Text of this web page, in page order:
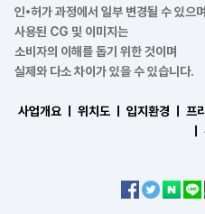
인•허가 과정에서 일부 변경될 수 있으며
사용된 CG 및 이미지는
소비자의 이해를 돕기 위한 것이며
실제와 다소 차이가 있을 수 있습니다.
사업개요 ㅣ 위치도 ㅣ 입지환경 ㅣ 프